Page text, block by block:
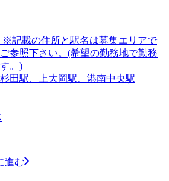
※記載の住所と駅名は募集エリアで
参照下さい。(希望の勤務地で勤務
。)
田駅、上大岡駅、港南中央駅
進む